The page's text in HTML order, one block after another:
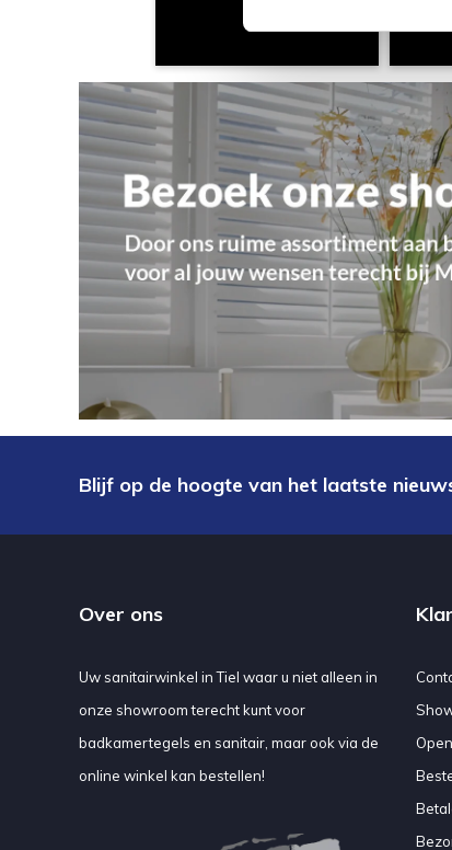
Blijf op de hoogte van het laatste
Over ons
Uw sanitairwinkel in Tiel waar u niet alleen in
onze showroom terecht kunt voor
badkamertegels en sanitair, maar ook via de
online winkel kan bestellen!